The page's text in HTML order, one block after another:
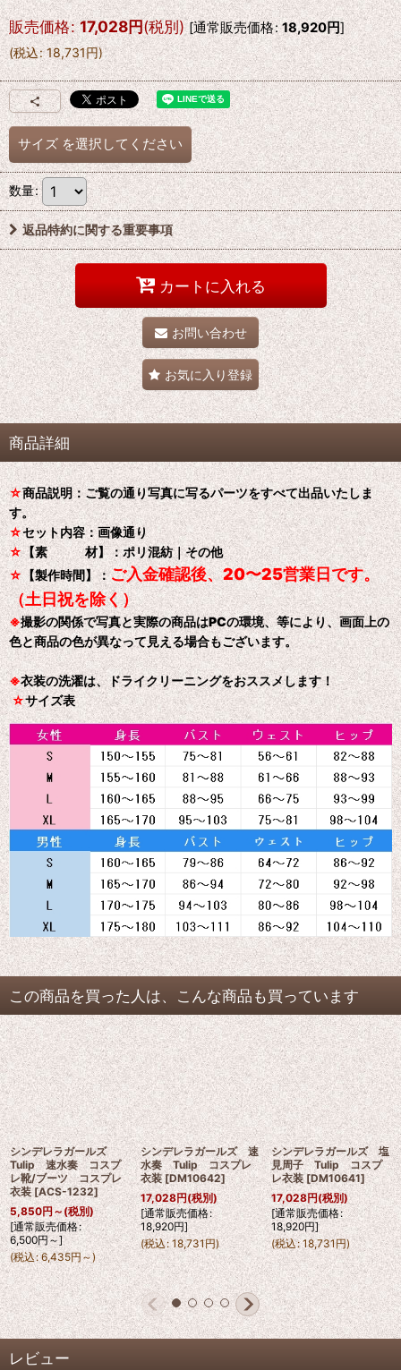
販売価格: 17,028円(税別) [通常販売価格: 18,920円]
(税込: 18,731円)
サイズ を選択してください
数量:
返品特約に関する重要事項
カートに入れる
お問い合わせ
お気に入り登録
商品詳細
☆商品説明：ご覧の通り写真に写るパーツをすべて出品いたしま
す。
☆セット内容：画像通り
☆【素 材】：ポリ混紡｜その他
☆【製作時間】：ご入金確認後、20〜25営業日です。
（土日祝を除く）
※撮影の関係で写真と実際の商品はPCの環境、等により、画面上の
色と商品の色が異なって見える場合もございます。
※衣装の洗濯は、ドライクリーニングをおススメします！
☆サイズ表
この商品を買った人は、こんな商品も買っています
シンデレラガールズ
Tulip 速水奏 コスプ
レ靴/ブーツ コスプレ
衣装 [ACS-1232]
5,850円～(税別)
[通常販売価格:
6,500円～]
(税込: 6,435円～)
シンデレラガールズ 速
水奏 Tulip コスプレ
衣装 [DM10642]
17,028円(税別)
[通常販売価格:
18,920円]
(税込: 18,731円)
シンデレラガールズ 塩
見周子 Tulip コスプ
レ衣装 [DM10641]
17,028円(税別)
[通常販売価格:
18,920円]
(税込: 18,731円)
レビュー